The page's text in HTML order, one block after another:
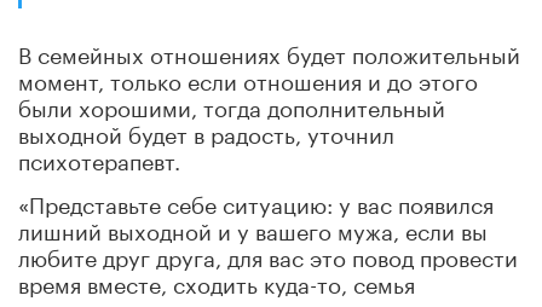
В семейных отношениях будет положительный
момент, только если отношения и до этого
были хорошими, тогда дополнительный
выходной будет в радость, уточнил
психотерапевт.
«Представьте себе ситуацию: у вас появился
лишний выходной и у вашего мужа, если вы
любите друг друга, для вас это повод провести
время вместе, сходить куда-то, семья